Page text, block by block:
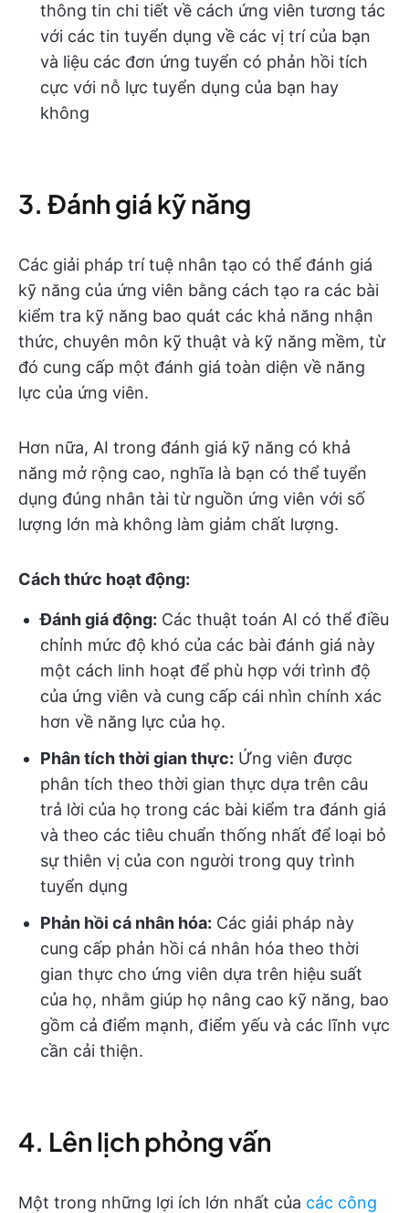
thông tin chi tiết về cách ứng viên tương tác
với các tin tuyển dụng về các vị trí của bạn
và liệu các đơn ứng tuyển có phản hồi tích
cực với nỗ lực tuyển dụng của bạn hay
không
3. Đánh giá kỹ năng
Các giải pháp trí tuệ nhân tạo có thể đánh giá
kỹ năng của ứng viên bằng cách tạo ra các bài
kiểm tra kỹ năng bao quát các khả năng nhận
thức, chuyên môn kỹ thuật và kỹ năng mềm, từ
đó cung cấp một đánh giá toàn diện về năng
lực của ứng viên.
Hơn nữa, AI trong đánh giá kỹ năng có khả
năng mở rộng cao, nghĩa là bạn có thể tuyển
dụng đúng nhân tài từ nguồn ứng viên với số
lượng lớn mà không làm giảm chất lượng.
Cách thức hoạt động:
Đánh giá động: Các thuật toán AI có thể điều
chỉnh mức độ khó của các bài đánh giá này
một cách linh hoạt để phù hợp với trình độ
của ứng viên và cung cấp cái nhìn chính xác
hơn về năng lực của họ.
Phân tích thời gian thực: Ứng viên được
phân tích theo thời gian thực dựa trên câu
trả lời của họ trong các bài kiểm tra đánh giá
và theo các tiêu chuẩn thống nhất để loại bỏ
sự thiên vị của con người trong quy trình
tuyển dụng
Phản hồi cá nhân hóa: Các giải pháp này
cung cấp phản hồi cá nhân hóa theo thời
gian thực cho ứng viên dựa trên hiệu suất
của họ, nhằm giúp họ nâng cao kỹ năng, bao
gồm cả điểm mạnh, điểm yếu và các lĩnh vực
cần cải thiện.
4. Lên lịch phỏng vấn
Một trong những lợi ích lớn nhất của các công